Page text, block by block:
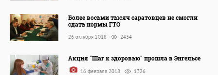
Более восьми тысяч саратовцев не смогли
сдать нормы ГТО
26 октября 2018 2434
Акция "Шаг к здоровью" прошла в Энгельсе
16 февраля 2018 1326